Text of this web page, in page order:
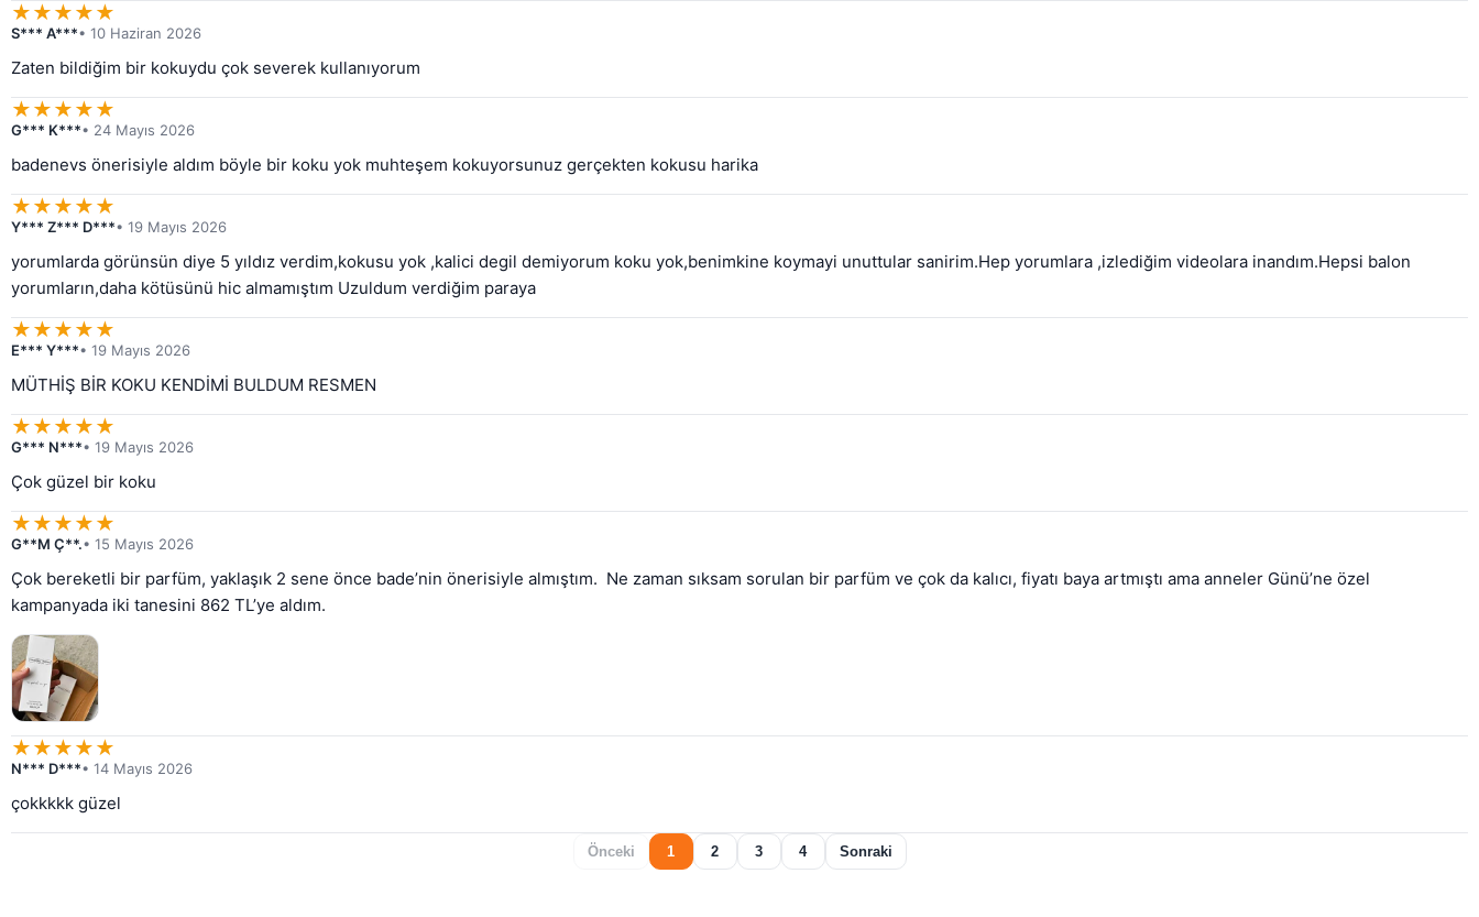
★★★★★
S*** A***• 10 Haziran 2026
Zaten bildiğim bir kokuydu çok severek kullanıyorum
★★★★★
G*** K***• 24 Mayıs 2026
badenevs önerisiyle aldım böyle bir koku yok muhteşem kokuyorsunuz gerçekten kokusu harika
★★★★★
Y*** Z*** D***• 19 Mayıs 2026
yorumlarda görünsün diye 5 yıldız verdim,kokusu yok ,kalici degil demiyorum koku yok,benimkine koymayi unuttular sanirim.Hep yorumlara ,izlediğim videolara inandım.Hepsi balon
yorumların,daha kötüsünü hic almamıştım Uzuldum verdiğim paraya
★★★★★
E*** Y***• 19 Mayıs 2026
MÜTHİŞ BİR KOKU KENDİMİ BULDUM RESMEN
★★★★★
G*** N***• 19 Mayıs 2026
Çok güzel bir koku
★★★★★
G**M Ç**.• 15 Mayıs 2026
Çok bereketli bir parfüm, yaklaşık 2 sene önce bade’nin önerisiyle almıştım.  Ne zaman sıksam sorulan bir parfüm ve çok da kalıcı, fiyatı baya artmıştı ama anneler Günü’ne özel
kampanyada iki tanesini 862 TL’ye aldım.
★★★★★
N*** D***• 14 Mayıs 2026
çokkkkk güzel
Önceki 1 2 3 4 Sonraki